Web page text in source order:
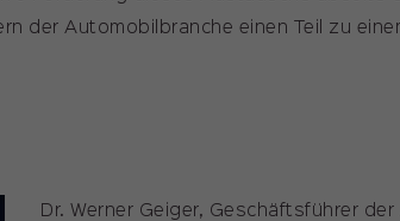
der Automobilbranche einen Teil zu
Dr. Werner Geiger, Geschäftsführer der
Speicherung von